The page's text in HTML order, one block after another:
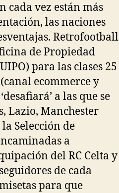
cada vez están más
las naciones
Retrofootball
de Propiedad
para las clases 25
ecommerce y
a las que se
Lazio, Manchester
Selección de
a
del RC Celta y
de cada
para que